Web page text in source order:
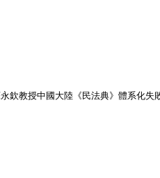
欽教授中國大陸《民法典》體系化失